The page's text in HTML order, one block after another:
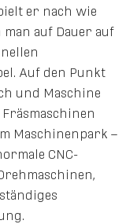
er nach wie
auf Dauer auf
Auf den Punkt
und Maschine
Maschinenpark –
CNC-